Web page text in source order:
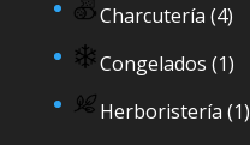
Charcutería (4)
Congelados (1)
Herboristería (1)